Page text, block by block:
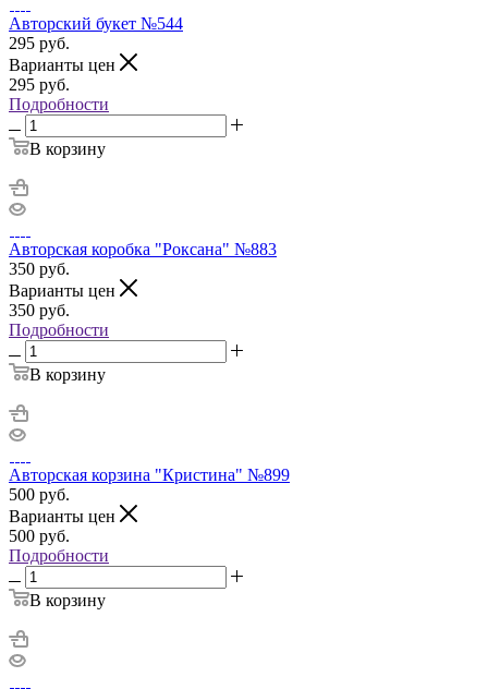
Авторский букет №544
295 руб.
Варианты цен
295 руб.
Подробности
В корзину
Авторская коробка "Роксана" №883
350 руб.
Варианты цен
350 руб.
Подробности
В корзину
Авторская корзина "Кристина" №899
500 руб.
Варианты цен
500 руб.
Подробности
В корзину